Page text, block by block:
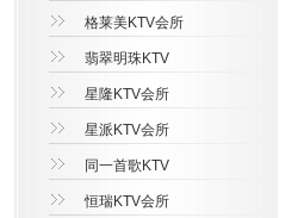
格莱美KTV会所
翡翠明珠KTV
星隆KTV会所
星派KTV会所
同一首歌KTV
恒瑞KTV会所